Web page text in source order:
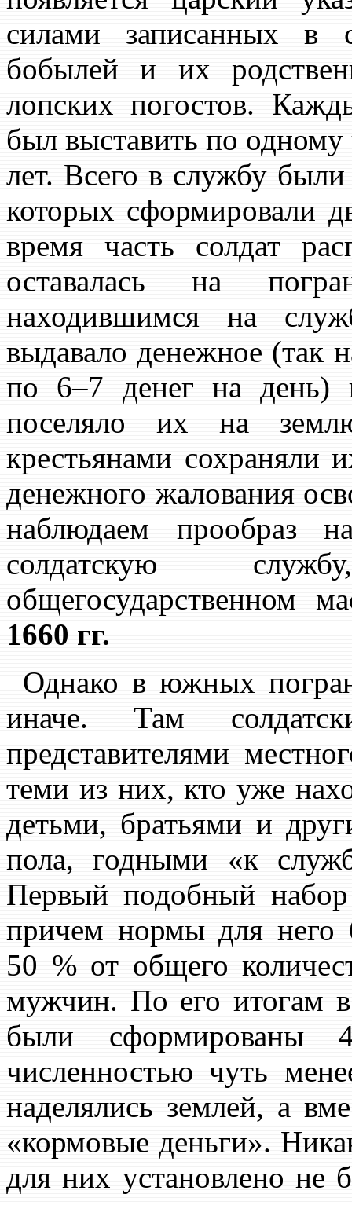
силами записанных в
бобылей и их
лопских погостов.
был выставить по одному
лет. Всего в службу
которых сформировали
время часть солдат
оставалась на
находившимся на
выдавало денежное (так
по 6–7 денег на день)
поселяло их на
крестьянами сохраняли
денежного жалования
наблюдаем прообраз
солдатскую
общегосударственном
1660 гг.
Однако в южных
иначе. Там
представителями
теми из них, кто уже
детьми, братьями и
пола, годными «к
Первый подобный
причем нормы для
50 % от общего
мужчин. По его итогам
были сформированы
численностью чуть
наделялись землей, а
«кормовые деньги».
для них установлено